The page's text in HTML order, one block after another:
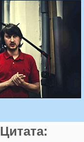
Цитата: